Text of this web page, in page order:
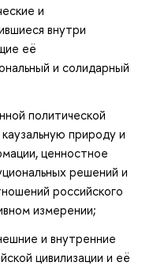
и
внутри
её
и солидарный
политической
природу и
ценностное
решений и
российского
измерении;
и внутренние
цивилизации и её